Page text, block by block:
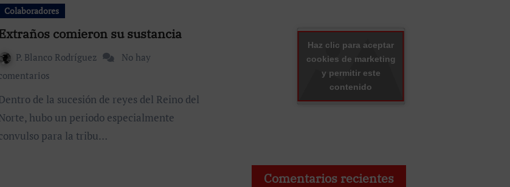
Colaboradores
comieron su sustancia
P. Blanco Rodríguez
No hay
reyes del Reino del
hubo un periodo especialmente
para la tribu…
Haz clic para aceptar
cookies de marketing
y permitir este
contenido
Comentarios recientes